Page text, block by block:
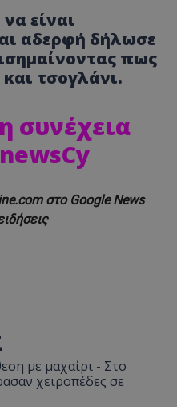
είναι
αδερφή δήλωσε
πως
και τσογλάνι.
συνέχεια
στο Google News
με μαχαίρι - Στο
χειροπέδες σε